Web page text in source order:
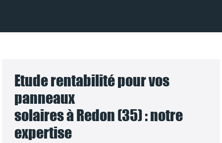
Etude rentabilité pour vos
panneaux
solaires à Redon (35) : notre
expertise